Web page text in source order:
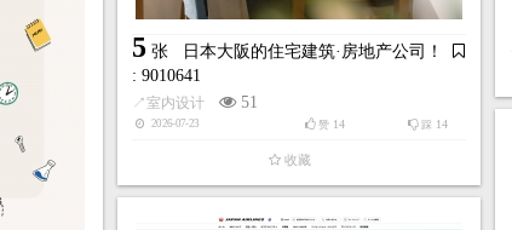
5 张
日本大阪的住宅建筑·房地产公司！
: 9010641
↗室内设计 51
2026-07-23 踩 14
赞14
收藏
2张让人心动的县厅大街商店街！